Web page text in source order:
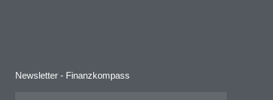
Newsletter - Finanzkompass